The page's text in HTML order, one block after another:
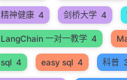
精神健康 4 剑桥大学 4
LangChain 一对一教学 4
sql 4 easy sql 4 科普